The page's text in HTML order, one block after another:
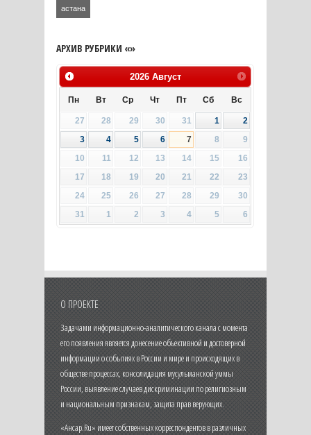
астана
АРХИВ РУБРИКИ «»
2026 Август
Пн Вт Ср Чт Пт Сб Вс
27 28 29 30 31 1
2
3
4 5 6 7 8
9
10
11 12 13 14 15
16
17
18 19 20 21 22
23
24
25 26 27 28 29
30
31
1 2 3 4 5 6
О ПРОЕКТЕ
Задачами информационно-аналитического канала с момента
его появления является донесение объективной и достоверной
информации о событиях в России и мире и происходящих в
обществе процессах, консолидация мусульманской уммы
России, выявление случаев дискриминации по религиозным
и национальным признакам, защита прав верующих.
«Ансар.Ru» имеет собственных корреспондентов в различных